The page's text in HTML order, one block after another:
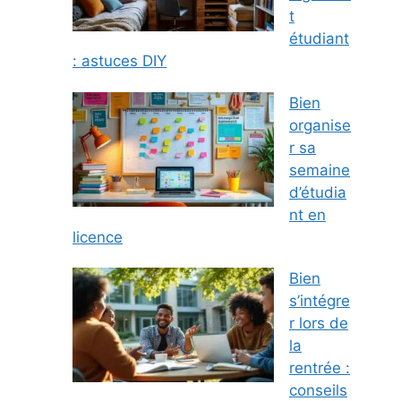
t
étudiant
: astuces DIY
Bien
organise
r sa
semaine
d’étudia
nt en
licence
Bien
s’intégre
r lors de
la
rentrée :
conseils